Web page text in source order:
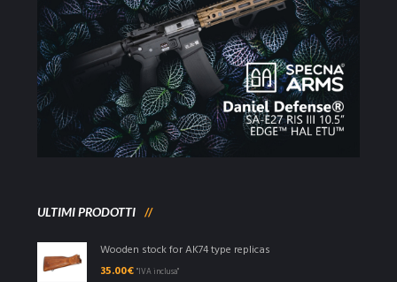
ULTIMI PRODOTTI
Wooden stock for AK74 type replicas
35.00€ "IVA inclusa"